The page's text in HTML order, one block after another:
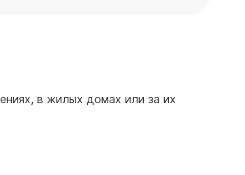
в жилых домах или за их